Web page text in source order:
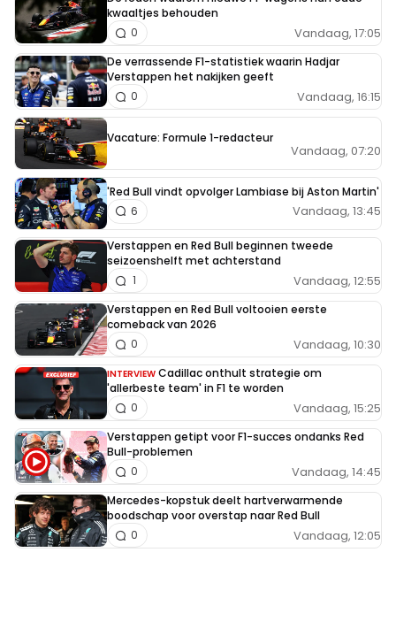
kwaaltjes behouden
Vandaag, 17:05
0
De verrassende F1-statistiek waarin Hadjar
Verstappen het nakijken geeft
Vandaag, 16:15
0
Vacature: Formule 1-redacteur
Vandaag, 07:20
'Red Bull vindt opvolger Lambiase bij Aston Martin'
Vandaag, 13:45
6
Verstappen en Red Bull beginnen tweede
seizoenshelft met achterstand
Vandaag, 12:55
1
Verstappen en Red Bull voltooien eerste
comeback van 2026
Vandaag, 10:30
0
INTERVIEW Cadillac onthult strategie om
'allerbeste team' in F1 te worden
Vandaag, 15:25
0
Verstappen getipt voor F1-succes ondanks Red
Bull-problemen
Vandaag, 14:45
0
Mercedes-kopstuk deelt hartverwarmende
boodschap voor overstap naar Red Bull
Vandaag, 12:05
0